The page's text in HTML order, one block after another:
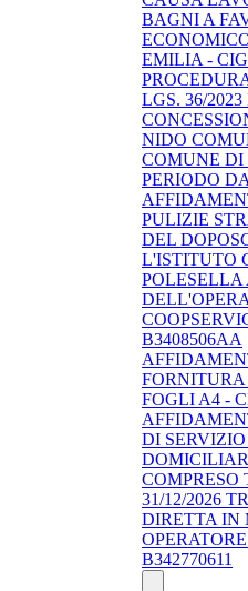
BAGNI A
EMILIA -
LGS. 36/
NIDO
COMUNE DI
PERIODO
PULIZIE
DEL
L'ISTITUTO
POLESELLA
B3408506AA
FOGLI A4 -
DI
COMPRESO
31/12/2026
DIRETTA IN
B342770611